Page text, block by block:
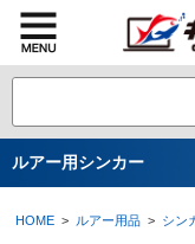
ルアー用シンカー
HOME > ルアー用品 > シン